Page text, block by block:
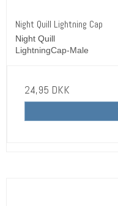
Night Quill Lightning Cap
Night Quill
LightningCap-Male
24,95 DKK